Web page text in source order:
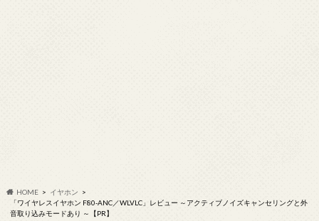
HOME
イヤホン
「ワイヤレスイヤホン F80-ANC／WLVLC」レビュー ～アクティブノイズキャンセリングと外
音取り込みモードあり ～【PR】